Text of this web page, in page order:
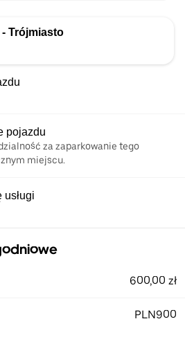
Trójmiasto
pojazdu
za zaparkowanie tego
miejscu.
600,00 zł
PLN900